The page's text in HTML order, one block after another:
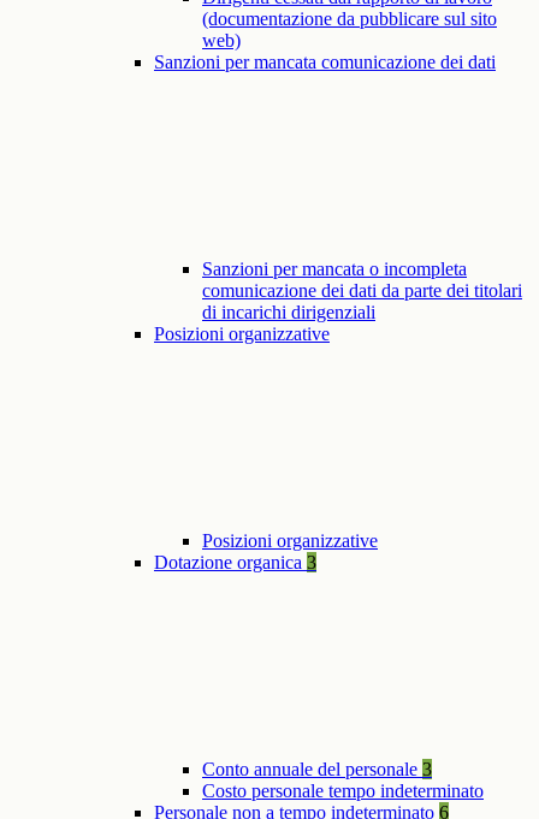
(documentazione da pubblicare sul sito
web)
Sanzioni per mancata comunicazione dei dati
Sanzioni per mancata o incompleta
comunicazione dei dati da parte dei titolari
di incarichi dirigenziali
Posizioni organizzative
Posizioni organizzative
Dotazione organica 3
Conto annuale del personale 3
Costo personale tempo indeterminato
Personale non a tempo indeterminato 6